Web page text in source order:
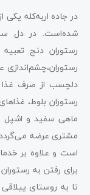
در جاده اربه‌کله
شده‌است. در دل
رستوران دنج
رستوران،چشم‌اندازی
دلچسب از صرف غذا
رستوران بلوط،
ماهی سفید و اشپل
مشتری عرضه
است و علاوه بر
تا به روستای